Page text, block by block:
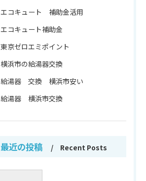
エコキュート 補助金活用
エコキュート補助金
東京ゼロエミポイント
横浜市の給湯器交換
給湯器 交換 横浜市安い
給湯器 横浜市交換
最近の投稿 Recent Posts